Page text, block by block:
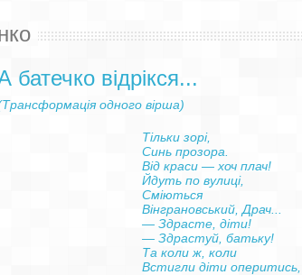
батечко відрікся...
одного вірша)
Тільки зорі,
Синь прозора.
Від краси — хоч плач!
Йдуть по вулиці,
Сміються
Вінграновський, Драч...
— Здрасте, діти!
— Здрастуй, батьку!
Та коли ж, коли
Встигли діти оперитись,